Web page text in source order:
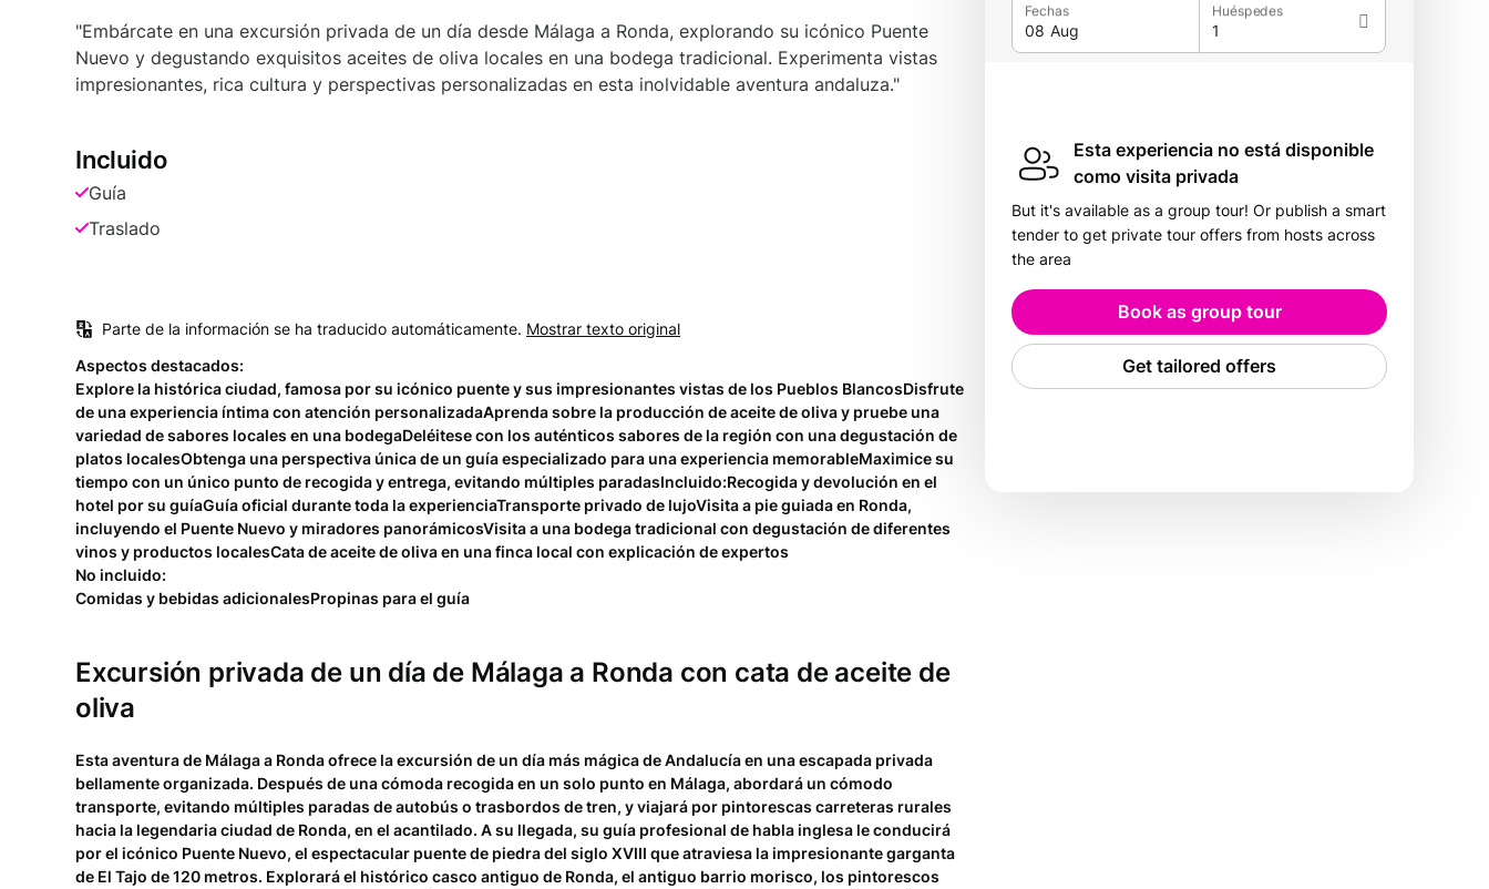
"Embárcate en una excursión privada de un día desde Málaga a Ronda, explorando su icónico Puente
Nuevo y degustando exquisitos aceites de oliva locales en una bodega tradicional. Experimenta vistas
impresionantes, rica cultura y perspectivas personalizadas en esta inolvidable aventura andaluza."
Incluido
Guía
Traslado
Parte de la información se ha traducido automáticamente. Mostrar texto original
Aspectos destacados:
Explore la histórica ciudad, famosa por su icónico puente y sus impresionantes vistas de los Pueblos BlancosDisfrute
de una experiencia íntima con atención personalizadaAprenda sobre la producción de aceite de oliva y pruebe una
variedad de sabores locales en una bodegaDeléitese con los auténticos sabores de la región con una degustación de
platos localesObtenga una perspectiva única de un guía especializado para una experiencia memorableMaximice su
tiempo con un único punto de recogida y entrega, evitando múltiples paradasIncluido:Recogida y devolución en el
hotel por su guíaGuía oficial durante toda la experienciaTransporte privado de lujoVisita a pie guiada en Ronda,
incluyendo el Puente Nuevo y miradores panorámicosVisita a una bodega tradicional con degustación de diferentes
vinos y productos localesCata de aceite de oliva en una finca local con explicación de expertos
No incluido:
Comidas y bebidas adicionalesPropinas para el guía
Excursión privada de un día de Málaga a Ronda con cata de aceite de
oliva
Esta aventura de Málaga a Ronda ofrece la excursión de un día más mágica de Andalucía en una escapada privada
bellamente organizada. Después de una cómoda recogida en un solo punto en Málaga, abordará un cómodo
transporte, evitando múltiples paradas de autobús o trasbordos de tren, y viajará por pintorescas carreteras rurales
hacia la legendaria ciudad de Ronda, en el acantilado. A su llegada, su guía profesional de habla inglesa le conducirá
por el icónico Puente Nuevo, el espectacular puente de piedra del siglo XVIII que atraviesa la impresionante garganta
de El Tajo de 120 metros. Explorará el histórico casco antiguo de Ronda, el antiguo barrio morisco, los pintorescos
Fechas Huéspedes
Esta experiencia no está disponible
como visita privada
But it's available as a group tour! Or publish a smart
tender to get private tour offers from hosts across
the area
Book as group tour
Get tailored offers